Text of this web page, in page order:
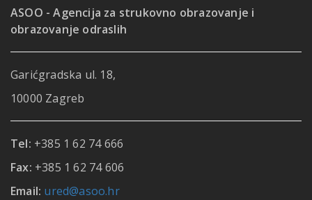
ASOO - Agencija za strukovno obrazovanje i
obrazovanje odraslih
Garićgradska ul. 18,
10000 Zagreb
Tel: +385 1 62 74 666
Fax: +385 1 62 74 606
Email: ured@asoo.hr